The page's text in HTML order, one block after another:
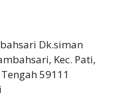
Dk.siman
Kec. Pati,
59111